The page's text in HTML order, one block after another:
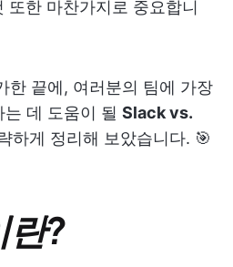
또한 마찬가지로 중요합니
한 끝에, 여러분의 팀에 가장
데 도움이 될 Slack vs.
하게 정리해 보았습니다. 🎯
?